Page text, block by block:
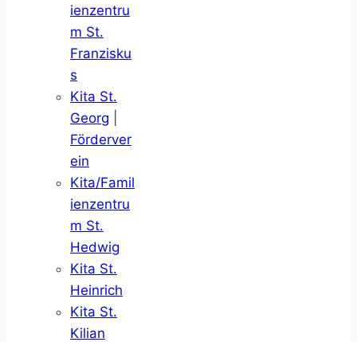
ienzentru
m St.
Franzisku
s
Kita St.
Georg
Förderver
ein
Kita/Famil
ienzentru
m St.
Hedwig
Kita St.
Heinrich
Kita St.
Kilian